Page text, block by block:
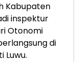
Kabupaten
inspektur
Otonomi
di
Luwu.